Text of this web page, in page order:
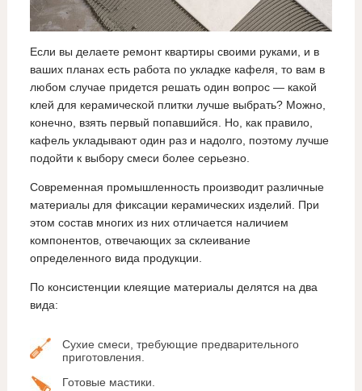
Если вы делаете ремонт квартиры своими руками, и в
ваших планах есть работа по укладке кафеля, то вам в
любом случае придется решать один вопрос — какой
клей для керамической плитки лучше выбрать? Можно,
конечно, взять первый попавшийся. Но, как правило,
кафель укладывают один раз и надолго, поэтому лучше
подойти к выбору смеси более серьезно.
Современная промышленность производит различные
материалы для фиксации керамических изделий. При
этом состав многих из них отличается наличием
компонентов, отвечающих за склеивание
определенного вида продукции.
По консистенции клеящие материалы делятся на два
вида:
Сухие смеси, требующие предварительного
приготовления.
Готовые мастики.